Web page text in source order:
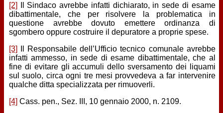
[2]
Il Sindaco avrebbe infatti dichiarato, in sede di esame
dibattimentale, che per risolvere la problematica in
questione avrebbe dovuto emettere ordinanza di
sgombero oppure costruire il depuratore a proprie spese.
[3]
Il Responsabile dell’Ufficio tecnico comunale avrebbe
infatti ammesso, in sede di esame dibattimentale, che al
fine di evitare gli accumuli dello sversamento dei liquami
sul suolo, circa ogni tre mesi provvedeva a far intervenire
qualche ditta specializzata per rimuoverli.
[4] Cass. pen., Sez. III, 10 gennaio 2000, n. 2109.